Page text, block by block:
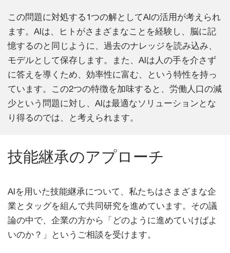
この問題に対処する1つの解としてAIの活用が考えられ
ます。AIは、ヒトがさまざまなことを経験し、脳に記
憶するのと同じように、過去のナレッジを読み込み、
モデルとして保存します。また、AIは人の手を介さず
に答えを導くため、効率性に富む、という特性を持っ
ています。この2つの特徴を加味すると、労働人口の減
少という問題に対し、AIは最適なソリューションとな
り得るのでは、と考えられます。
技能継承のアプローチ
AIを用いた技能継承について、私たちはさまざまな企
業とタッグを組んで共同研究を進めています。その議
論の中で、企業の方から「どのように進めていけばよ
いのか？」というご相談を受けます。